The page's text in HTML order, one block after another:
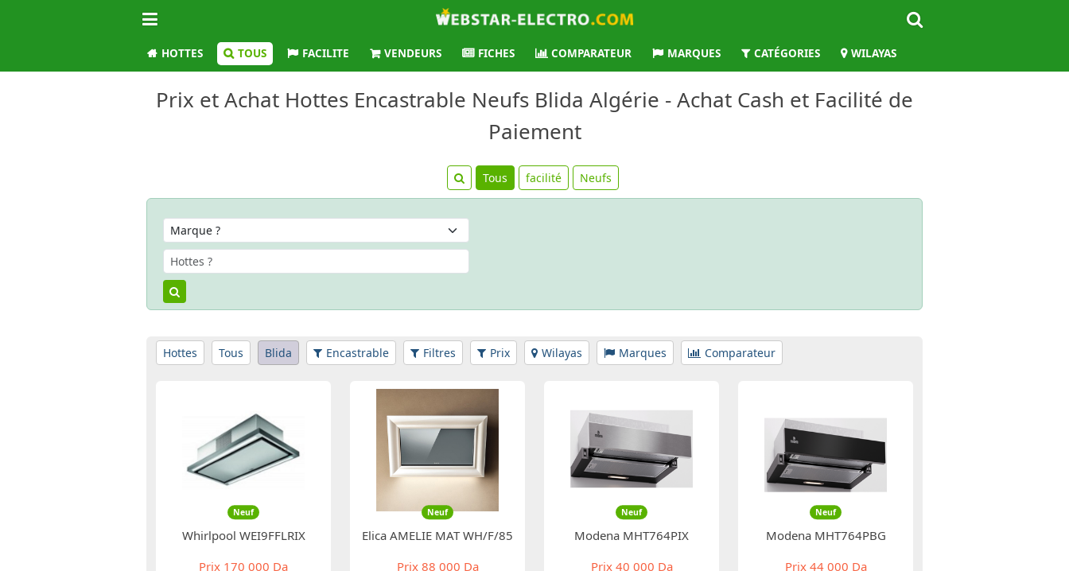
HOTTES TOUS FACILITE VENDEURS FICHES COMPARATEUR MARQUES CATÉGORIES WILAYAS
Prix et Achat Hottes Encastrable Neufs Blida Algérie - Achat Cash et Facilité de
Paiement
Tous facilité Neufs
Hottes Tous Blida Encastrable Filtres Prix Wilayas Marques Comparateur
Neuf
Whirlpool WEI9FFLRIX
Prix 170 000 Da
Neuf
Elica AMELIE MAT WH/F/85
Prix88 000 Da
Neuf
Modena MHT764PIX
Prix40 000 Da
Neuf
Modena MHT764PBG
Prix44 000 Da